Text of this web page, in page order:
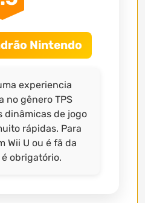
Nintendo
experiencia
no gênero TPS
dinâmicas de jogo
rápidas. Para
Wii U ou é fã da
obrigatório.